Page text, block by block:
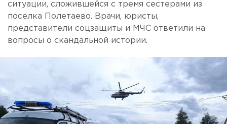
ситуации, сложившейся с тремя сестерами из
поселка Полетаево. Врачи, юристы,
представители соцзащиты и МЧС ответили на
вопросы о скандальной истории.